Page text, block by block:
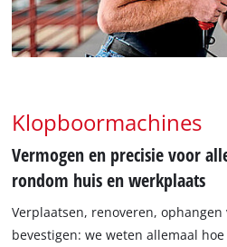
Klopboormachines
Vermogen en precisie voor
rondom huis en werkplaats
Verplaatsen, renoveren,
bevestigen: we weten allemaal